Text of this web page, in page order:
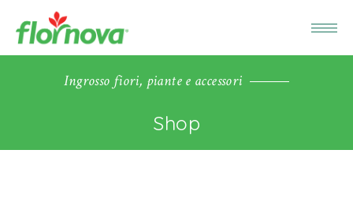
Ingrosso fiori, piante e accessori
Shop